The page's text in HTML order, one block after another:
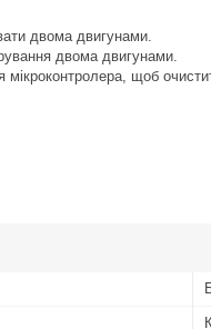
двома двигунами.
двома двигунами.
щоб